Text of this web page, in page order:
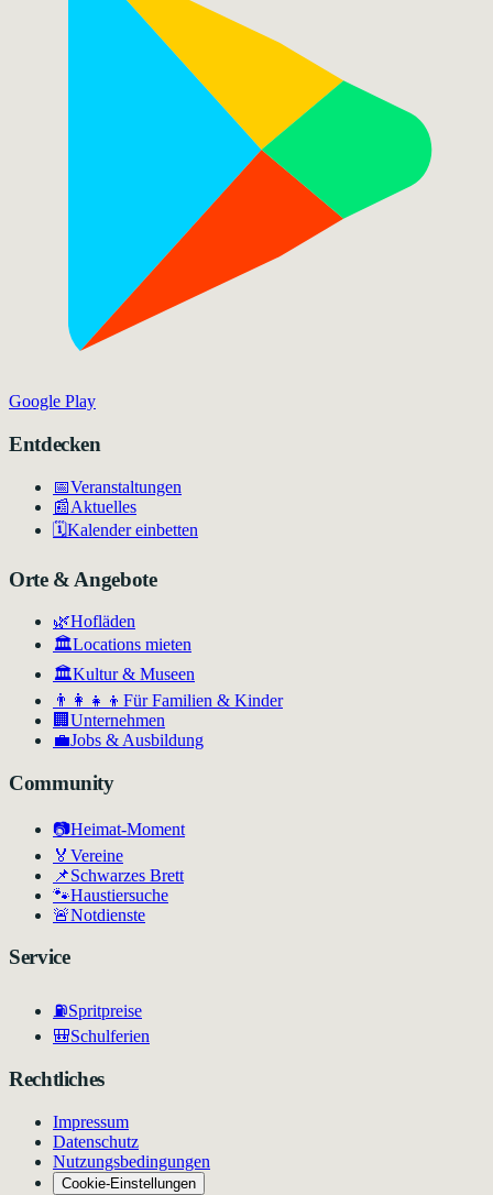
Google Play
Entdecken
📅Veranstaltungen
📰Aktuelles
🗓️Kalender einbetten
Orte & Angebote
🌿Hofläden
🏛️Locations mieten
🏛Kultur & Museen
👨‍👩‍👧‍👦 Für Familien & Kinder
🏢 Unternehmen
💼Jobs & Ausbildung
Community
📷Heimat-Moment
🏅 Vereine
📌Schwarzes Brett
🐾Haustiersuche
🚨Notdienste
Service
⛽Spritpreise
🎒Schulferien
Rechtliches
Impressum
Datenschutz
Nutzungsbedingungen
Cookie-Einstellungen